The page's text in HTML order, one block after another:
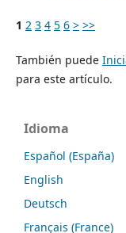
1 2 3 4 5 6 > >>
También puede
para este artículo.
Idioma
Español (España)
English
Deutsch
Français (France)